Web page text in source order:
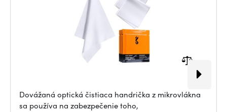
Dovážaná optická čistiaca handrička z mikrovlákna
sa používa na zabezpečenie toho,